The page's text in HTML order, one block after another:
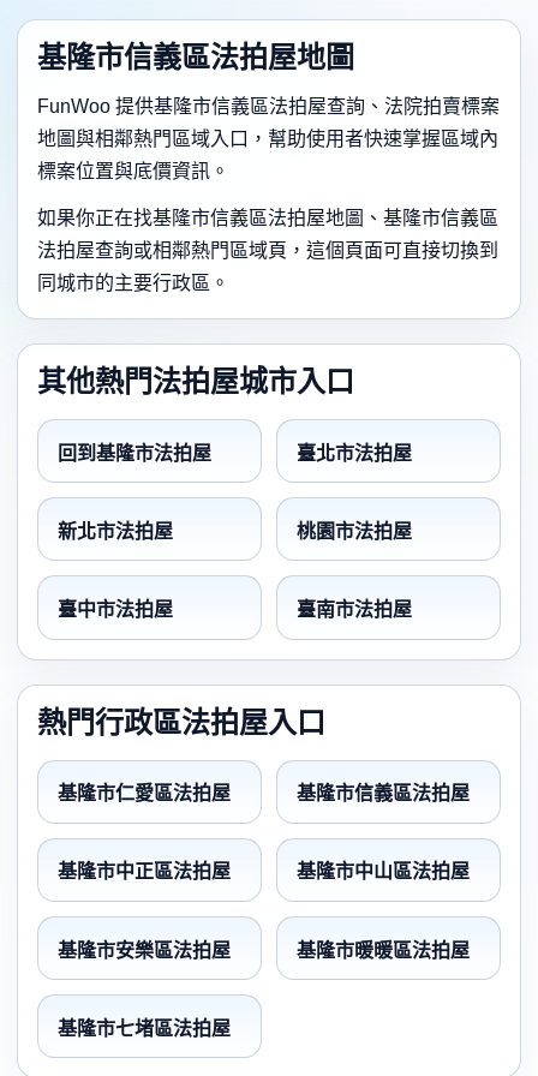
基隆市信義區法拍屋地圖
FunWoo 提供基隆市信義區法拍屋查詢、法院拍賣標案
地圖與相鄰熱門區域入口，幫助使用者快速掌握區域內
標案位置與底價資訊。
如果你正在找基隆市信義區法拍屋地圖、基隆市信義區
法拍屋查詢或相鄰熱門區域頁，這個頁面可直接切換到
同城市的主要行政區。
其他熱門法拍屋城市入口
回到基隆市法拍屋 臺北市法拍屋
新北市法拍屋 桃園市法拍屋
臺中市法拍屋 臺南市法拍屋
熱門行政區法拍屋入口
基隆市仁愛區法拍屋 基隆市信義區法拍屋
基隆市中正區法拍屋 基隆市中山區法拍屋
基隆市安樂區法拍屋 基隆市暖暖區法拍屋
基隆市七堵區法拍屋